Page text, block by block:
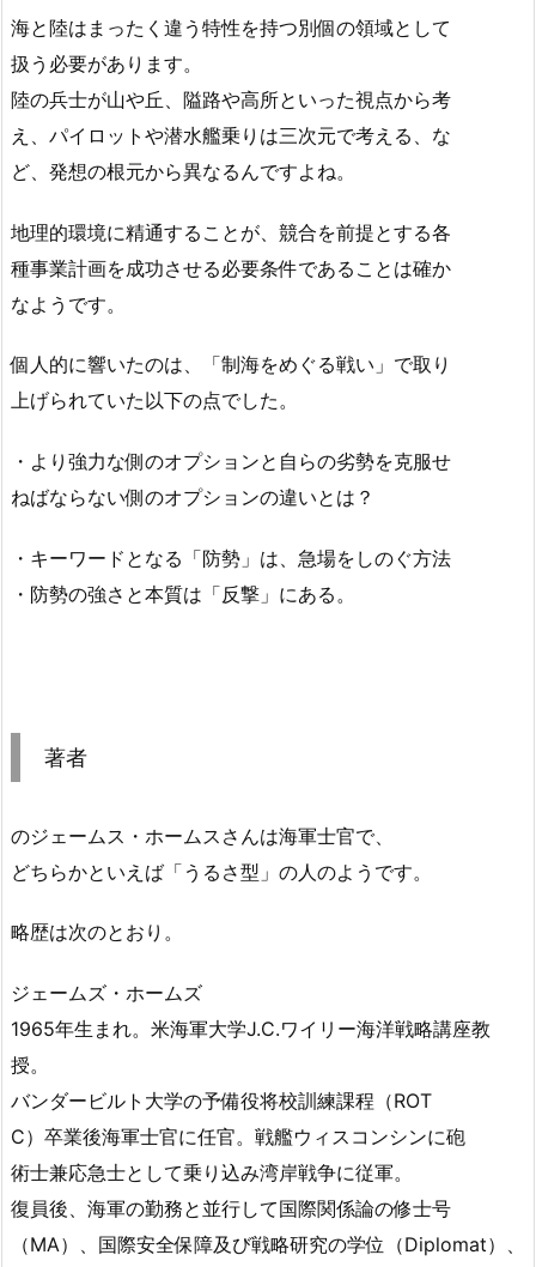
海と陸はまったく違う特性を持つ別個の領域として
扱う必要があります。
陸の兵士が山や丘、隘路や高所といった視点から考
え、パイロットや潜水艦乗りは三次元で考える、な
ど、発想の根元から異なるんですよね。
地理的環境に精通することが、競合を前提とする各
種事業計画を成功させる必要条件であることは確か
なようです。
個人的に響いたのは、「制海をめぐる戦い」で取り
上げられていた以下の点でした。
・より強力な側のオプションと自らの劣勢を克服せ
ねばならない側のオプションの違いとは？
・キーワードとなる「防勢」は、急場をしのぐ方法
・防勢の強さと本質は「反撃」にある。
著者
のジェームス・ホームスさんは海軍士官で、
どちらかといえば「うるさ型」の人のようです。
略歴は次のとおり。
ジェームズ・ホームズ
1965年生まれ。米海軍大学J.C.ワイリー海洋戦略講座教
授。
バンダービルト大学の予備役将校訓練課程（ROT
C）卒業後海軍士官に任官。戦艦ウィスコンシンに砲
術士兼応急士として乗り込み湾岸戦争に従軍。
復員後、海軍の勤務と並行して国際関係論の修士号
（MA）、国際安全保障及び戦略研究の学位（Diplomat）、